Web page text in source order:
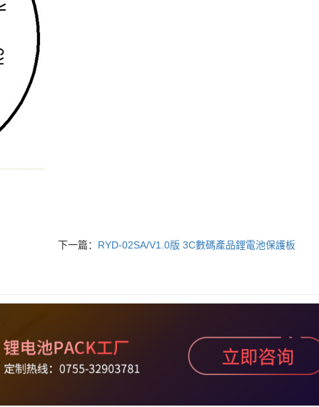
下一篇： RYD-02SA/V1.0版 3C數碼產品鋰電池保護板